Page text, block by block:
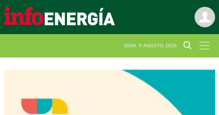
DOM. 9 AGOSTO 2026